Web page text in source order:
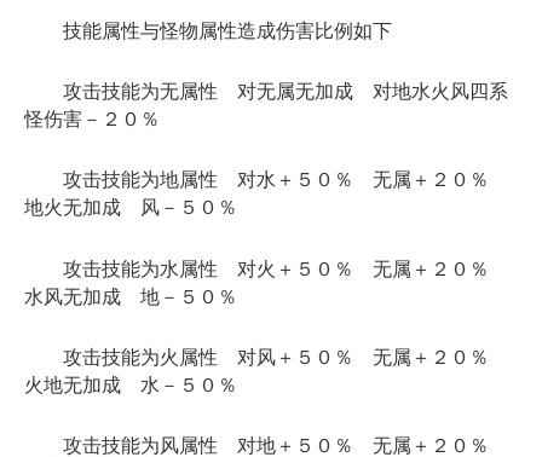
技能属性与怪物属性造成伤害比例如下
攻击技能为无属性 对无属无加成 对地水火风四系
怪伤害－２０％
攻击技能为地属性 对水＋５０％ 无属＋２０％
地火无加成 风－５０％
攻击技能为水属性 对火＋５０％ 无属＋２０％
水风无加成 地－５０％
攻击技能为火属性 对风＋５０％ 无属＋２０％
火地无加成 水－５０％
攻击技能为风属性 对地＋５０％ 无属＋２０％